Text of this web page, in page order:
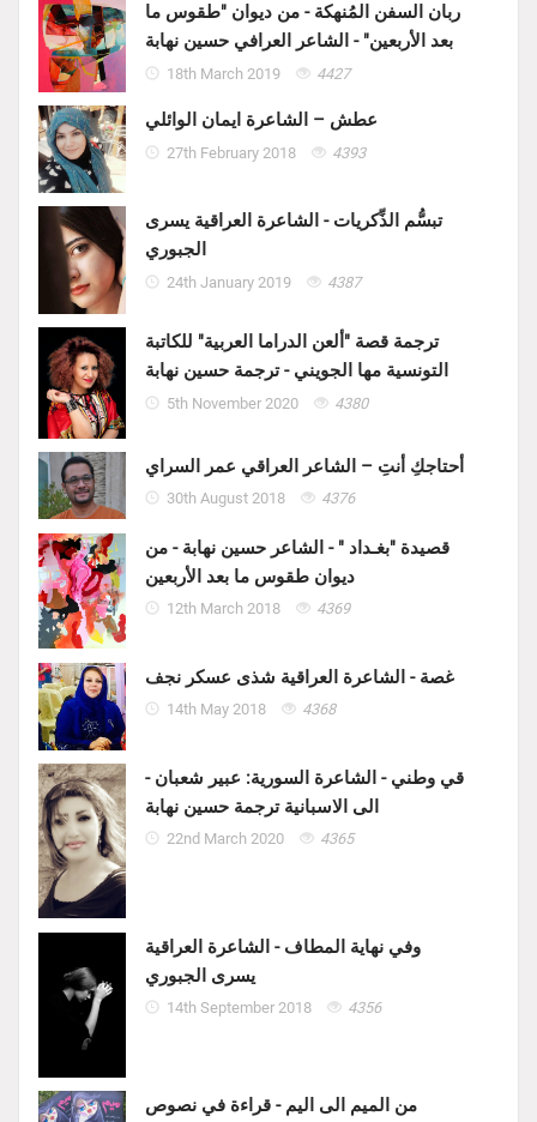
ربان السفن المُنهكة - من ديوان "طقوس ما
بعد الأربعين" - الشاعر العرافي حسين نهابة
18th March 2019 4427
عطش – الشاعرة ايمان الوائلي
27th February 2018 4393
تبسُّم الذِّكريات - الشاعرة العراقية يسرى
الجبوري
24th January 2019 4387
ترجمة قصة "ألعن الدراما العربية" للكاتبة
التونسية مها الجويني - ترجمة حسين نهابة
5th November 2020 4380
أحتاجكِ أنتِ – الشاعر العراقي عمر السراي
30th August 2018 4376
قصيدة "بغـداد " - الشاعر حسين نهابة - من
ديوان طقوس ما بعد الأربعين
12th March 2018 4369
غصة - الشاعرة العراقية شذى عسكر نجف
14th May 2018 4368
قي وطني - الشاعرة السورية: عبير شعبان -
الى الاسبانية ترجمة حسين نهابة
22nd March 2020 4365
وفي نهاية المطاف - الشاعرة العراقية
يسرى الجبوري
14th September 2018 4356
من الميم الى اليم - قراءة في نصوص